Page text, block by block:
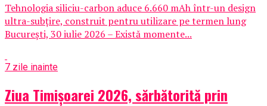
Tehnologia siliciu-carbon aduce 6.660 mAh într-un design
ultra-subțire, construit pentru utilizare pe termen lung
București, 30 iulie 2026 – Există momente...
7 zile inainte
Ziua Timișoarei 2026, sărbătorită prin